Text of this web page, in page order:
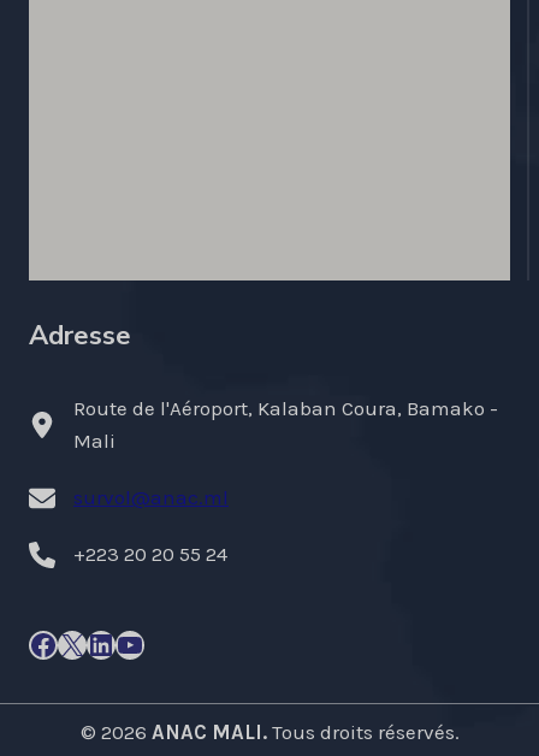
Adresse
Route de l'Aéroport, Kalaban Coura, Bamako -
Mali
survol@anac.ml
+223 20 20 55 24
Facebook
X LinkedIn
YouTube
© 2026 ANAC MALI. Tous droits réservés.